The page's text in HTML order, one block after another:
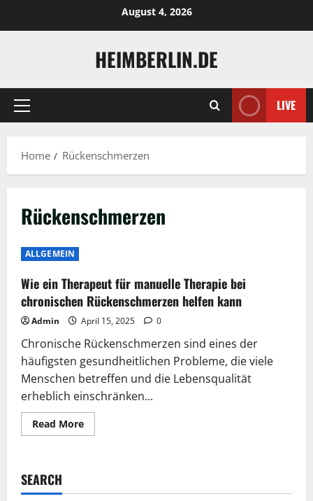
August 4, 2026
HEIMBERLIN.DE
Primary
LIVE
Home Rückenschmerzen
Rückenschmerzen
ALLGEMEIN
Wie ein Therapeut für manuelle Therapie bei
chronischen Rückenschmerzen helfen kann
Admin April 15, 2025 0
Chronische Rückenschmerzen sind eines der
häufigsten gesundheitlichen Probleme, die viele
Menschen betreffen und die Lebensqualität
erheblich einschränken...
Read MoreRead
more
manuelle
SEARCH